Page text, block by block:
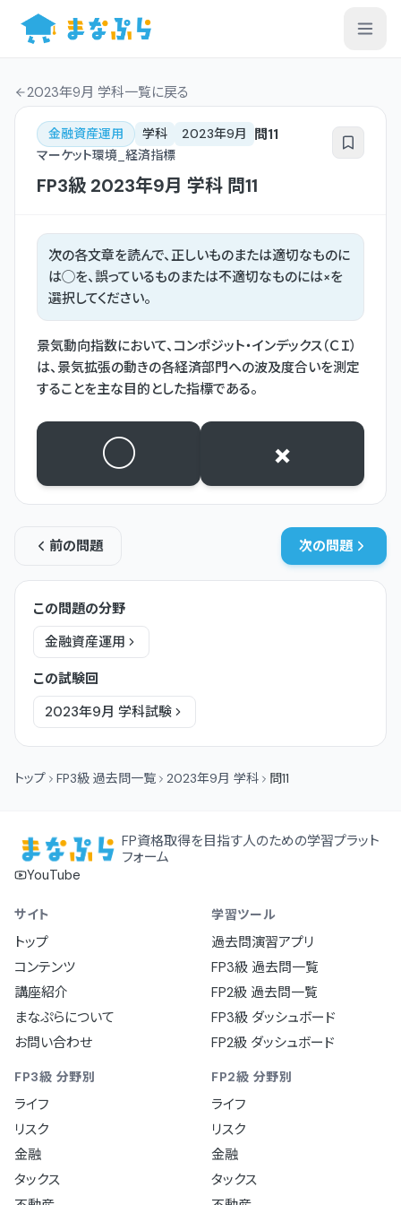
2023年9月 学科一覧に戻る
金融資産運用 学科 2023年9月 問11
マーケット環境_経済指標
FP3級 2023年9月 学科 問11
次の各文章を読んで、正しいものまたは適切なものに
は◯を、誤っているものまたは不適切なものには×を
選択してください。
景気動向指数において、コンポジット・インデックス（ＣＩ）
は、景気拡張の動きの各経済部門への波及度合いを測定
することを主な目的とした指標である。
○ ×
前の問題 次の問題
この問題の分野
金融資産運用
この試験回
2023年9月 学科試験
トップ FP3級 過去問一覧 2023年9月 学科 問11
FP資格取得を目指す人のための学習プラット
フォーム
YouTube
サイト
トップ
コンテンツ
講座紹介
まなぷらについて
お問い合わせ
学習ツール
過去問演習アプリ
FP3級 過去問一覧
FP2級 過去問一覧
FP3級 ダッシュボード
FP2級 ダッシュボード
FP3級 分野別
ライフ
リスク
金融
タックス
FP2級 分野別
ライフ
リスク
金融
タックス